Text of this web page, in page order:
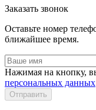
Заказать звонок
Оставьте номер
ближайшее время.
Нажимая на кнопку,
персональных данных
Отправить